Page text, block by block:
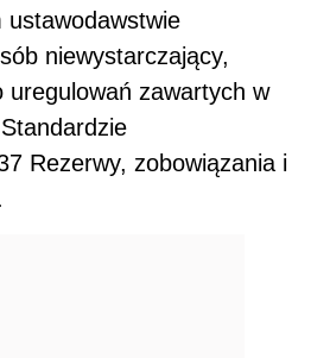
ustawodawstwie
niewystarczający,
uregulowań zawartych w
Rezerwy, zobowiązania i